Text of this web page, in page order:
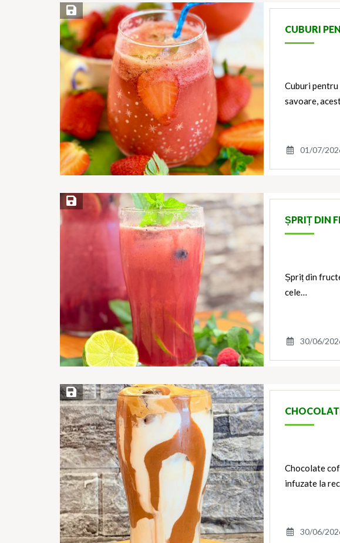
Save Recipe
CUBURI
Cuburi
savoare,
01/07/
Save Recipe
ȘPRIȚ DIN
Șpriț din
cele…
30/06/
Save Recipe
Chocolate
infuzate la
30/06/